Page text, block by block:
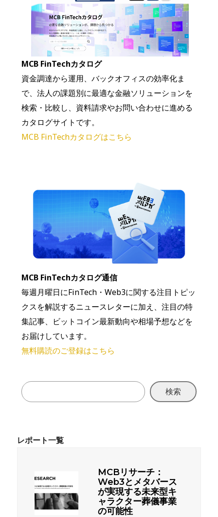
MCB FinTechカタログ
資金調達から運用、バックオフィスの効率化ま
で、法人の課題別に最適な金融ソリューションを
検索・比較し、資料請求やお問い合わせに進める
カタログサイトです。
MCB FinTechカタログはこちら
MCB FinTechカタログ通信
毎週月曜日にFinTech・Web3に関する注目トピッ
クスを解説するニュースレターに加え、注目の特
集記事、ビットコイン最新動向や相場予想などを
お届けしています。
無料購読のご登録はこちら
検索
MCBリサーチ：
Web3とメタバース
が実現する未来型キ
ャラクター葬儀事業
の可能性